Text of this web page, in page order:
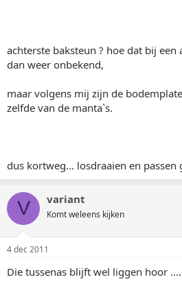
achterste baksteun ? hoe dat bij
dan weer onbekend,
maar volgens mij zijn de
zelfde van de manta`s.
dus kortweg... losdraaien en passen
V variant
Komt weleens kijken
4 dec 2011
Die tussenas blijft wel liggen hoor